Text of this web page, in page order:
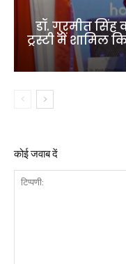
डॉ. गुरमीत सिंह
ट्रस्टी में शामिल
कोई जवाब दें